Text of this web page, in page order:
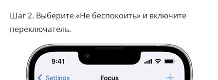
Шаг 2. Выберите «Не беспокоить» и включите
переключатель.